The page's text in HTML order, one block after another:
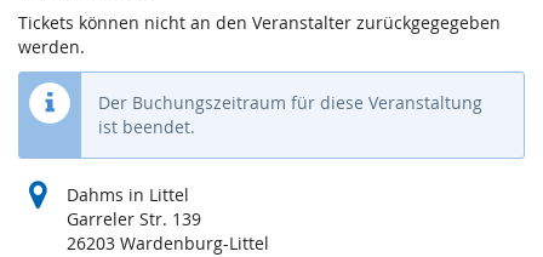
Tickets können nicht an den Veranstalter zurückgegegeben
werden.
Der Buchungszeitraum für diese Veranstaltung
ist beendet.
Dahms in Littel
Garreler Str. 139
26203 Wardenburg-Littel